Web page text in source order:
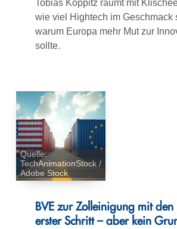
Tobias Koppitz räumt mit
wie viel Hightech im Geschmack
warum Europa mehr Mut zur
sollte.
Quelle:
TechAnimationStock /
Adobe Stock
BVE zur Zolleinigung mit den
erster Schritt – aber kein